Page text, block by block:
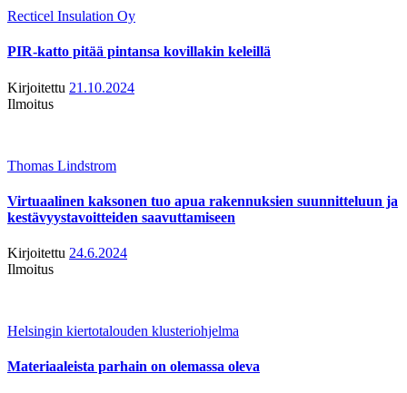
Recticel Insulation Oy
PIR-katto pitää pintansa kovillakin keleillä
Kirjoitettu 21.10.2024
Ilmoitus
Thomas Lindstrom
Virtuaalinen kaksonen tuo apua rakennuksien suunnitteluun ja
kestävyystavoitteiden saavuttamiseen
Kirjoitettu 24.6.2024
Ilmoitus
Helsingin kiertotalouden klusteriohjelma
Materiaaleista parhain on olemassa oleva